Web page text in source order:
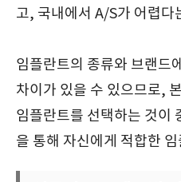
고, 국내에서 A/S가 어렵다
임플란트의 종류와 브랜드
차이가 있을 수 있으므로,
임플란트를 선택하는 것이
을 통해 자신에게 적합한